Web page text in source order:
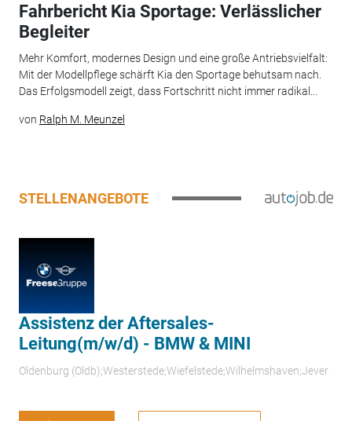
Fahrbericht Kia Sportage: Verlässlicher
Begleiter
Mehr Komfort, modernes Design und eine große Antriebsvielfalt:
Mit der Modellpflege schärft Kia den Sportage behutsam nach.
Das Erfolgsmodell zeigt, dass Fortschritt nicht immer radikal...
von Ralph M. Meunzel
STELLENANGEBOTE
Assistenz der Aftersales-
Leitung(m/w/d) - BMW & MINI
Oldenburg (Oldb);Westerstede;Wiefelstede;Wilhelmshaven;Jever